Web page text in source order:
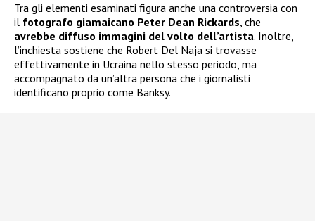
Tra gli elementi esaminati figura anche una controversia con
il fotografo giamaicano Peter Dean Rickards, che
avrebbe diffuso immagini del volto dell’artista. Inoltre,
l’inchiesta sostiene che Robert Del Naja si trovasse
effettivamente in Ucraina nello stesso periodo, ma
accompagnato da un’altra persona che i giornalisti
identificano proprio come Banksy.